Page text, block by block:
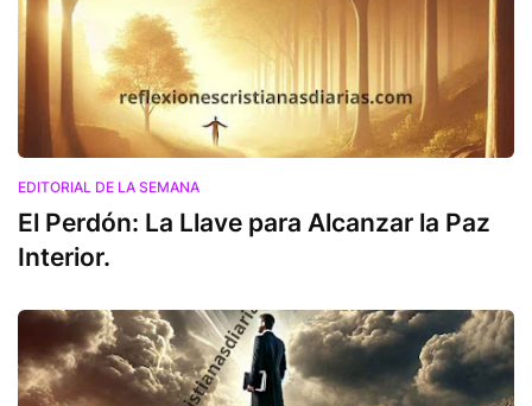
EDITORIAL DE LA SEMANA
El Perdón: La Llave para Alcanzar la Paz
Interior.